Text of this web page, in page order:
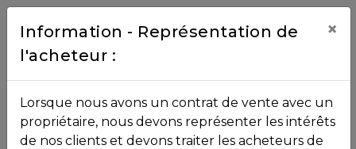
Contact
NOS
PROPRIÉTÉS
Toutes les propriétés
Information - Représentation de
l'acheteur :
×
Lorsque nous avons un contrat de vente avec un
propriétaire, nous devons représenter les intérêts
de nos clients et devons traiter les acheteurs de